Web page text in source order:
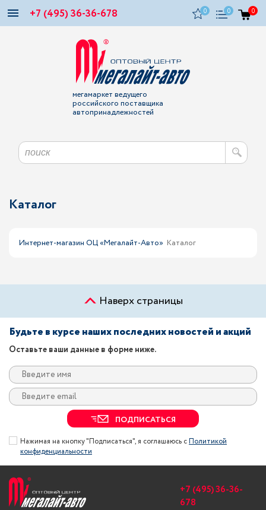
+7 (495) 36-36-678 0 0 0
мегамаркет ведущего
российского поставщика
автопринадлежностей
Каталог
Интернет-магазин ОЦ «Мегалайт-Авто» Каталог
Наверх страницы
Будьте в курсе наших последних новостей и акций
Оставьте ваши данные в форме ниже.
ПОДПИСАТЬСЯ
Нажимая на кнопку "Подписаться", я соглашаюсь сПолитикой
конфиденциальности
+7 (495) 36-36-
678